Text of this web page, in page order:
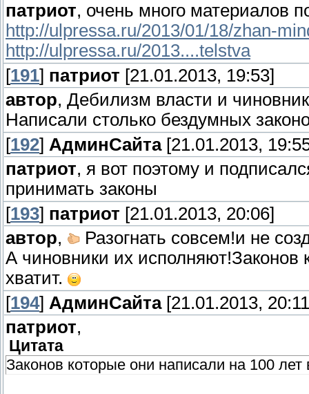
патриот, очень много материалов
http://ulpressa.ru/2013/01/18/zhan-
http://ulpressa.ru/2013....telstva
[191] патриот [21.01.2013, 19:53]
автор, Дебилизм власти и
Написали столько бездумных
[192] АдминСайта[21.01.2013,
патриот, я вот поэтому и
принимать законы
[193] патриот [21.01.2013, 20:06]
автор,
Разогнать совсем!и не
А чиновники их исполняют!Законов
хватит.
[194] АдминСайта[21.01.2013,
патриот,
Цитата
Законов которые они написали на 100 лет